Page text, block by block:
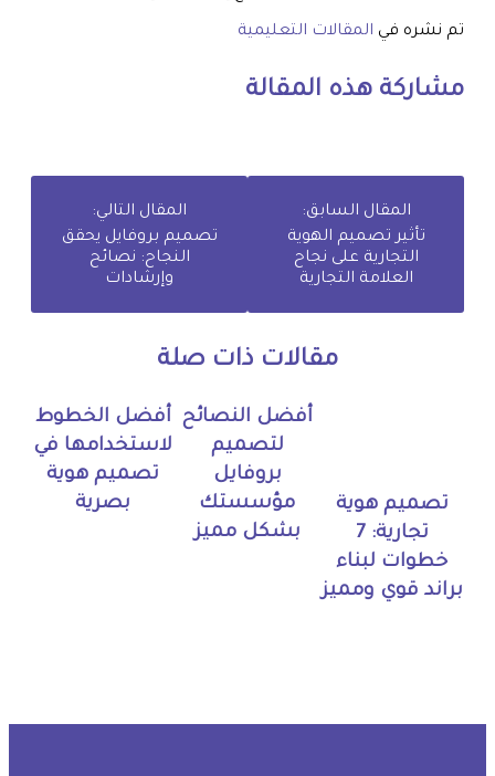
تم نشره في المقالات التعليمية
مشاركة هذه المقالة
المقال السابق:
تأثير تصميم الهوية
التجارية على نجاح
العلامة التجارية
المقال التالي:
تصميم بروفايل يحقق
النجاح: نصائح
وإرشادات
مقالات ذات صلة
تصميم هوية
تجارية: 7
خطوات لبناء
براند قوي ومميز
أفضل النصائح
لتصميم
بروفايل
مؤسستك
بشكل مميز
أفضل الخطوط
لاستخدامها في
تصميم هوية
بصرية